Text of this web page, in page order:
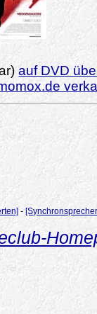
auf DVD
-